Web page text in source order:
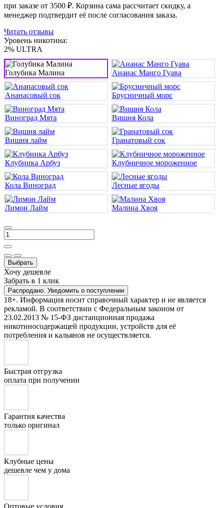
при заказе от 3500 ₽. Корзина сама рассчитает скидку, а
менеджер подтвердит её после согласования заказа.
Читать отзывы
Уровень никотина:
2% ULTRA
Голубика Малина Ананас Манго Гуава
Ананасовый сок Брусничный морс
Виноград Мята Вишня Кола
Вишня лайм Гранатовый сок
Клубника Арбуз Клубничное мороженное
Кола Виноград Лесные ягоды
Лимон Лайм Малина Хвоя
Выбрать
Хочу дешевле
Забрать в 1 клик
Распродано. Уведомить о поступлении
18+. Информация носит справочный характер и не является
рекламой. В соответствии с Федеральным законом от
23.02.2013 № 15-ФЗ дистанционная продажа
никотиносодержащей продукции, устройств для её
потребления и кальянов не осуществляется.
Быстрая отгрузка
оплата при получении
Гарантия качества
только оригинал
Клубные цены
дешевле чем у дома
Оптовые условия